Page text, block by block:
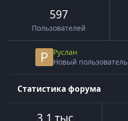
597
Пользователей
Руслан
Новый пользователь
Статистика форума
3,1 тыс